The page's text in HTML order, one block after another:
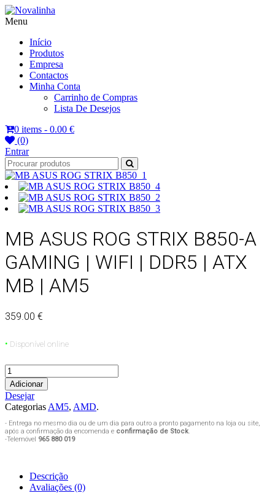
Novalinha
Informatica
Menu
Início
Produtos
Empresa
Contactos
Minha Conta
Carrinho de Compras
Lista De Desejos
0 items - 0.00 €
(0)
Entrar
MB ASUS ROG STRIX B850-A
GAMING | WIFI | DDR5 | ATX
MB | AM5
359.00 €
• Disponível online
Adicionar
Desejar
Categorias AM5, AMD.
- Entrega no mesmo dia ou de um dia para outro a pronto pagamento na loja ou site,
após a confirmação da encomenda e confirmação de Stock.
-Telemóvel 965 880 019
Descrição
Avaliações (0)